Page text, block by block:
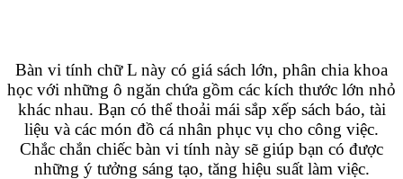
Bàn vi tính chữ L này có giá sách lớn, phân chia khoa
học với những ô ngăn chứa gồm các kích thước lớn nhỏ
khác nhau. Bạn có thể thoải mái sắp xếp sách báo, tài
liệu và các món đồ cá nhân phục vụ cho công việc.
Chắc chắn chiếc bàn vi tính này sẽ giúp bạn có được
những ý tưởng sáng tạo, tăng hiệu suất làm việc.